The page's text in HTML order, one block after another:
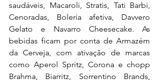
saudáveis, Macaroli, Stratis, Tati Barbi,
Cenoradas, Boleria afetiva, Davvero
Gelato e Navarro Cheesecake. As
bebidas ficam por conta de Armazém
da Cerveja, com ativação de marcas
como Aperol Spritz, Corona e chopp
Brahma, Biarritz, Sorrentino Brands,